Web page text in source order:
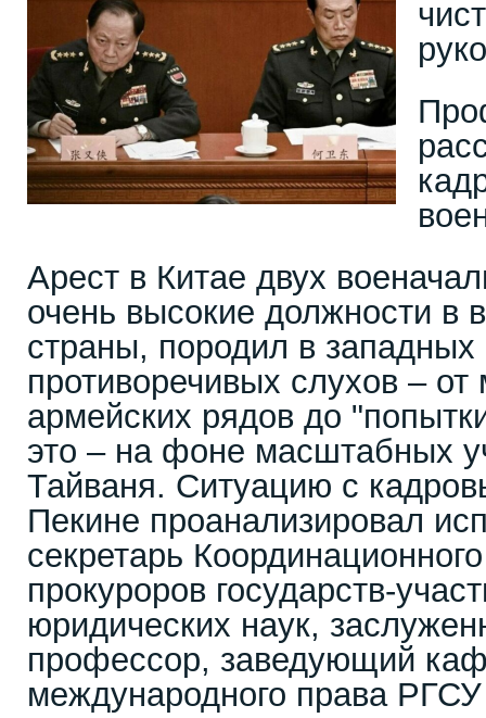
Арест в Китае двух
очень высокие должности в
страны, породил в
противоречивых слухов –
армейских рядов до
это – на фоне масштабных
Тайваня. Ситуацию с
Пекине проанализировал
секретарь
прокуроров государств-
юридических наук,
профессор, заведующий
международного права